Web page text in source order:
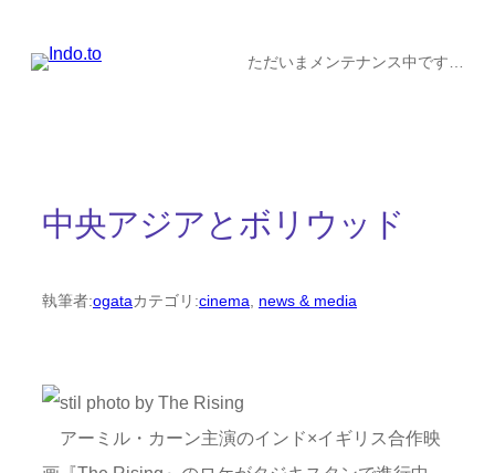
ただいまメンテナンス中です…
中央アジアとボリウッド
執筆者:ogataカテゴリ:cinema, news & media
アーミル・カーン主演のインド×イギリス合作映